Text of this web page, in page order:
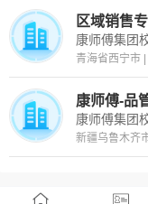
区域销售
康师傅集团
青海省西宁市
康师傅-品
康师傅集团
新疆乌鲁木齐